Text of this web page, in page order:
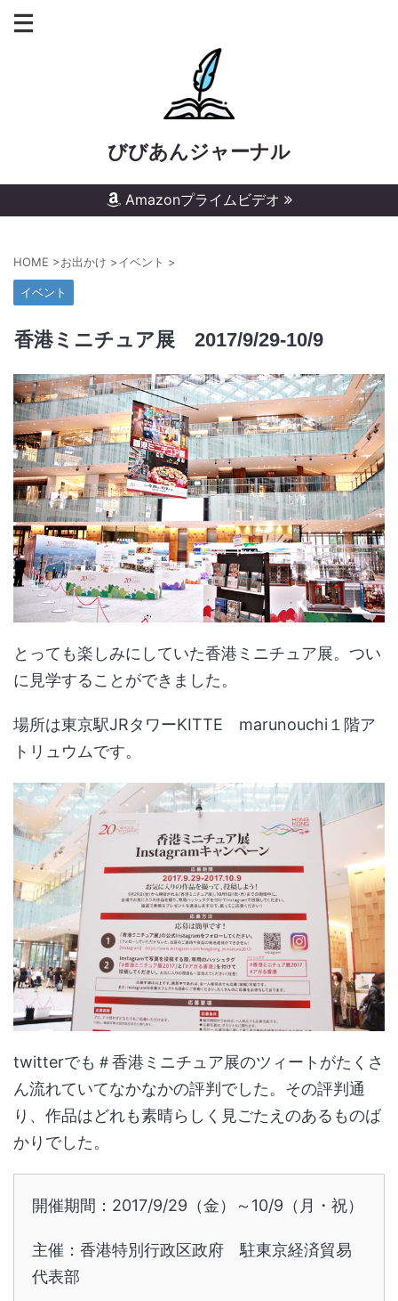
びびあんジャーナル
Amazonプライムビデオ
HOME >お出かけ >イベント >
イベント
香港ミニチュア展 2017/9/29-10/9
とっても楽しみにしていた香港ミニチュア展。つい
に見学することができました。
場所は東京駅JRタワーKITTE marunouchi１階ア
トリュウムです。
twitterでも＃香港ミニチュア展のツィートがたくさ
ん流れていてなかなかの評判でした。その評判通
り、作品はどれも素晴らしく見ごたえのあるものば
かりでした。
開催期間：2017/9/29（金）～10/9（月・祝）
主催：香港特別行政区政府 駐東京経済貿易
代表部